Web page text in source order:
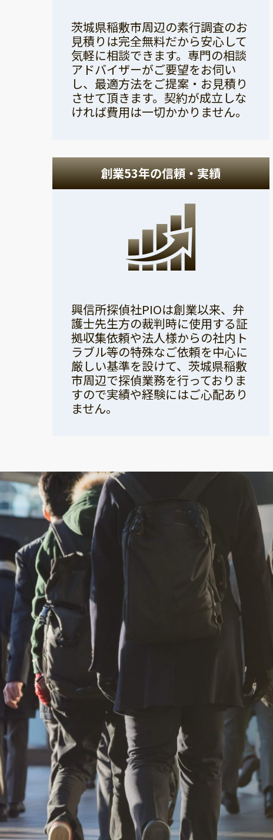
茨城県稲敷市周辺の素行調査のお
見積りは完全無料だから安心して
気軽に相談できます。専門の相談
アドバイザーがご要望をお伺い
し、最適方法をご提案・お見積り
させて頂きます。契約が成立しな
ければ費用は一切かかりません。
創業53年の信頼・実績
興信所探偵社PIOは創業以来、弁
護士先生方の裁判時に使用する証
拠収集依頼や法人様からの社内ト
ラブル等の特殊なご依頼を中心に
厳しい基準を設けて、茨城県稲敷
市周辺で探偵業務を行っておりま
すので実績や経験にはご心配あり
ません。